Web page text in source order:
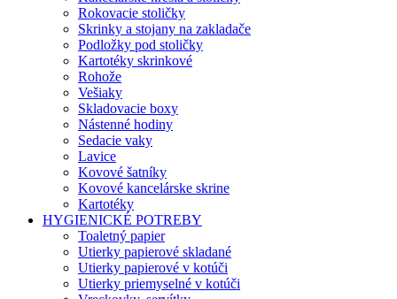
Rokovacie stoličky
Skrinky a stojany na zakladače
Podložky pod stoličky
Kartotéky skrinkové
Rohože
Vešiaky
Skladovacie boxy
Nástenné hodiny
Sedacie vaky
Lavice
Kovové šatníky
Kovové kancelárske skrine
Kartotéky
HYGIENICKÉ POTREBY
Toaletný papier
Utierky papierové skladané
Utierky papierové v kotúči
Utierky priemyselné v kotúči